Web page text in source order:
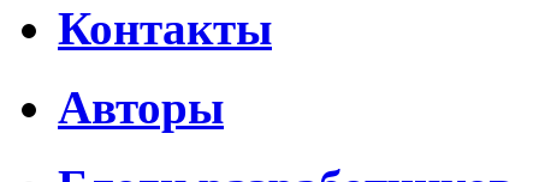
Контакты
Авторы